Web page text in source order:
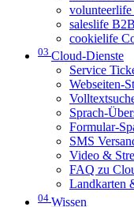
saleslife
cookielife
03 Cloud-Dienste
Service
Webseiten-
Sprach-
Formular-
SMS
Video &
FAQ zu
Landkarten
04 Wissen